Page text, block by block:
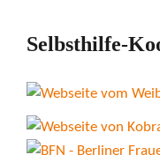
Selbsthilfe-